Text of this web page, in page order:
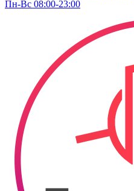
Пн-Вс 08:00-23:00